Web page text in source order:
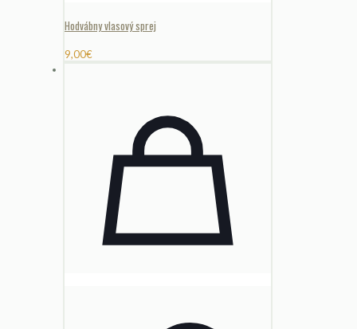
Hodvábny vlasový sprej
9,00€